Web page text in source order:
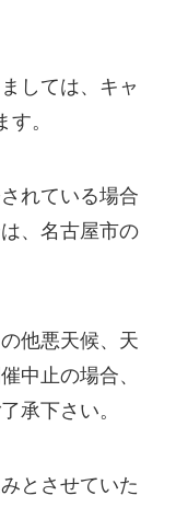
しては、キャ
す。
れている場合
、名古屋市の
他悪天候、天
中止の場合、
承下さい。
とさせていた